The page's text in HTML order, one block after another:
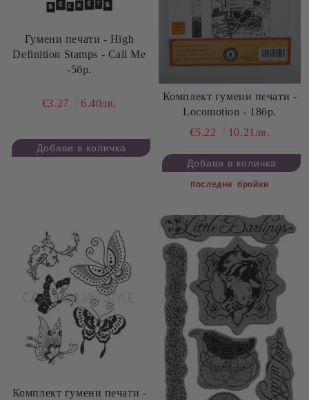
Гумени печати - High
Definition Stamps - Call Me
-5бр.
€3.27 6.40лв.
Комплект гумени печати -
Locomotion - 18бр.
€5.22
10.21лв.
Последни бройки
Комплект гумени печати -